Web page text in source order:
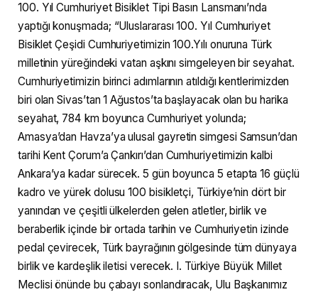
100. Yıl Cumhuriyet Bisiklet Tipi Basın Lansmanı’nda
yaptığı konuşmada; “Uluslararası 100. Yıl Cumhuriyet
Bisiklet Çeşidi Cumhuriyetimizin 100.Yılı onuruna Türk
milletinin yüreğindeki vatan aşkını simgeleyen bir seyahat.
Cumhuriyetimizin birinci adımlarının atıldığı kentlerimizden
biri olan Sivas’tan 1 Ağustos’ta başlayacak olan bu harika
seyahat, 784 km boyunca Cumhuriyet yolunda;
Amasya’dan Havza’ya ulusal gayretin simgesi Samsun’dan
tarihi Kent Çorum’a Çankırı’dan Cumhuriyetimizin kalbi
Ankara’ya kadar sürecek. 5 gün boyunca 5 etapta 16 güçlü
kadro ve yürek dolusu 100 bisikletçi, Türkiye’nin dört bir
yanından ve çeşitli ülkelerden gelen atletler, birlik ve
beraberlik içinde bir ortada tarihin ve Cumhuriyetin izinde
pedal çevirecek, Türk bayrağının gölgesinde tüm dünyaya
birlik ve kardeşlik iletisi verecek. I. Türkiye Büyük Millet
Meclisi önünde bu çabayı sonlandıracak, Ulu Başkanımız